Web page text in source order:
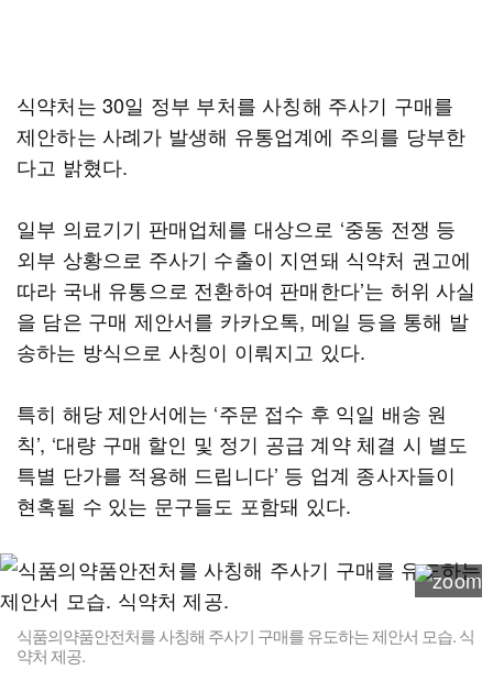
식약처는 30일 정부 부처를 사칭해 주사기 구매를
제안하는 사례가 발생해 유통업계에 주의를 당부한
다고 밝혔다.
일부 의료기기 판매업체를 대상으로 ‘중동 전쟁 등
외부 상황으로 주사기 수출이 지연돼 식약처 권고에
따라 국내 유통으로 전환하여 판매한다’는 허위 사실
을 담은 구매 제안서를 카카오톡, 메일 등을 통해 발
송하는 방식으로 사칭이 이뤄지고 있다.
특히 해당 제안서에는 ‘주문 접수 후 익일 배송 원
칙’, ‘대량 구매 할인 및 정기 공급 계약 체결 시 별도
특별 단가를 적용해 드립니다’ 등 업계 종사자들이
현혹될 수 있는 문구들도 포함돼 있다.
식품의약품안전처를 사칭해 주사기 구매를 유도하는 제안서 모습. 식
약처 제공.